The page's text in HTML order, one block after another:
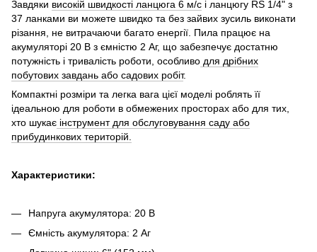
Завдяки високій швидкості ланцюга 6 м/с і ланцюгу RS 1/4" з
37 ланками ви можете швидко та без зайвих зусиль виконати
різання, не витрачаючи багато енергії. Пила працює на
акумуляторі 20 В з ємністю 2 Аг, що забезпечує достатню
потужність і тривалість роботи, особливо для дрібних
побутових завдань або садових робіт.
Компактні розміри та легка вага цієї моделі роблять її
ідеальною для роботи в обмежених просторах або для тих,
хто шукає інструмент для обслуговування саду або
прибудинкових територій.
Характеристики:
Напруга акумулятора: 20 В
Ємність акумулятора: 2 Аг